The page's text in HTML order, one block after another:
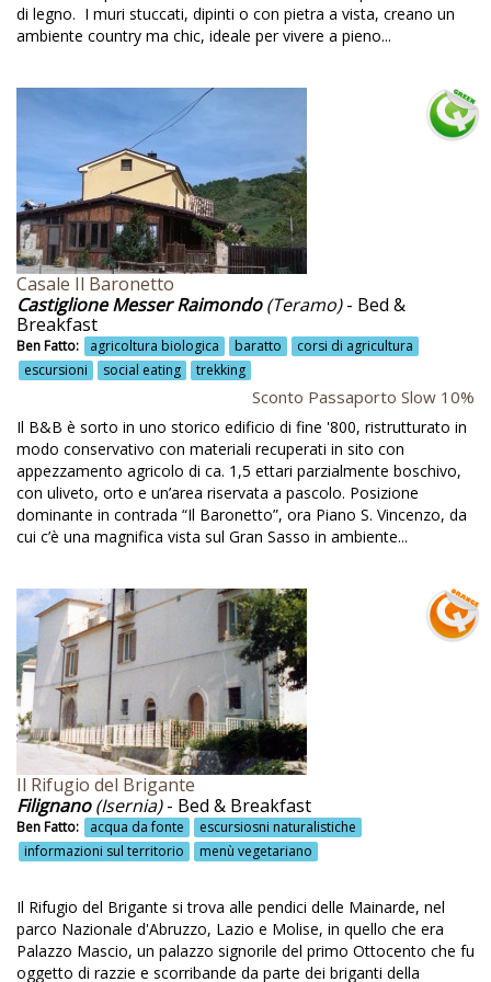
Bosco secolare
Bouldering
Buone pratiche
Butteri
Calabria
Camere
Camino
Campagna
Campania
Camping
Campo da golf
Canoa
Canyoning
Capaccio Paestum
Capotto termico
Capranica
Carlo Goldoni
Carne
Carne biologica
Carta riciclata
Casa del'600
Casa di campagna
di legno. I muri stuccati, dipinti o con pietra a vista, creano un
ambiente country ma chic, ideale per vivere a pieno...
Casale Il Baronetto
Castiglione Messer Raimondo(Teramo)- Bed &
Breakfast
Ben Fatto: agricoltura biologica baratto
corsi di agricultura
escursioni
social eating trekking
Sconto Passaporto Slow 10%
Il B&B è sorto in uno storico edificio di fine '800, ristrutturato in
modo conservativo con materiali recuperati in sito con
appezzamento agricolo di ca. 1,5 ettari parzialmente boschivo,
con uliveto, orto e un’area riservata a pascolo. Posizione
dominante in contrada “Il Baronetto”, ora Piano S. Vincenzo, da
cui c’è una magnifica vista sul Gran Sasso in ambiente...
Il Rifugio del Brigante
Filignano(Isernia)- Bed & Breakfast
Ben Fatto: acqua da fonte
escursiosni naturalistiche
informazioni sul territorio
menù vegetariano
Il Rifugio del Brigante si trova alle pendici delle Mainarde, nel
parco Nazionale d'Abruzzo, Lazio e Molise, in quello che era
Palazzo Mascio, un palazzo signorile del primo Ottocento che fu
oggetto di razzie e scorribande da parte dei briganti della